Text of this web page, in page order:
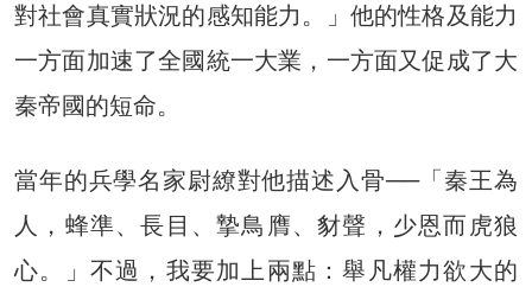
對社會真實狀況的感知能力。」他的性格及能力
一方面加速了全國統一大業，一方面又促成了大
秦帝國的短命。
當年的兵學名家尉繚對他描述入骨──「秦王為
人，蜂準、長目、摯鳥膺、豺聲，少恩而虎狼
心。」不過，我要加上兩點：舉凡權力欲大的